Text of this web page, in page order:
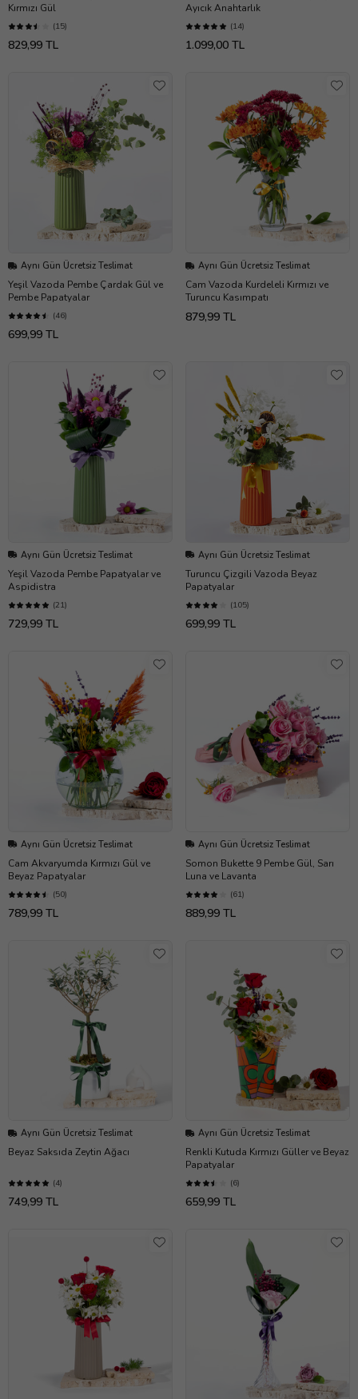
Kırmızı Gül
(15)
829,99 TL
Ayıcık Anahtarlık
(14)
1.099,00 TL
Aynı Gün Ücretsiz Teslimat
Yeşil Vazoda Pembe Çardak Gül ve
Pembe Papatyalar
(46)
699,99 TL
Aynı Gün Ücretsiz Teslimat
Cam Vazoda Kurdeleli Kırmızı ve
Turuncu Kasımpatı
879,99 TL
Aynı Gün Ücretsiz Teslimat
Yeşil Vazoda Pembe Papatyalar ve
Aspidistra
(21)
729,99 TL
Aynı Gün Ücretsiz Teslimat
Turuncu Çizgili Vazoda Beyaz
Papatyalar
(105)
699,99 TL
Aynı Gün Ücretsiz Teslimat
Cam Akvaryumda Kırmızı Gül ve
Beyaz Papatyalar
(50)
789,99 TL
Aynı Gün Ücretsiz Teslimat
Somon Bukette 9 Pembe Gül, Sarı
Luna ve Lavanta
(61)
889,99 TL
Aynı Gün Ücretsiz Teslimat
Beyaz Saksıda Zeytin Ağacı
(4)
749,99 TL
Aynı Gün Ücretsiz Teslimat
Renkli Kutuda Kırmızı Güller ve Beyaz
Papatyalar
(6)
659,99 TL